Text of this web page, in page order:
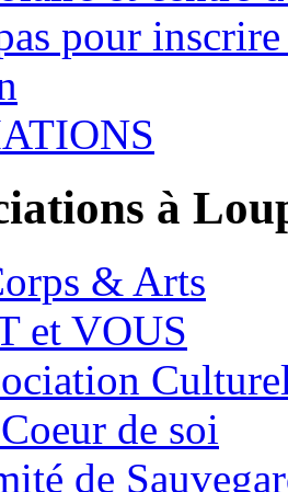
pour
à
& Arts
et VOUS
de soi
de